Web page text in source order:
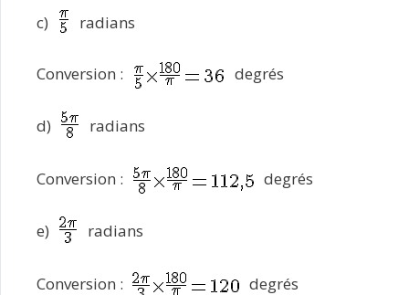
c) radians
Conversion : degrés
d) radians
Conversion : degrés
e) radians
Conversion : degrés